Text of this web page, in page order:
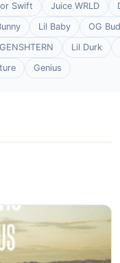
Swift Juice WRLD
Lil Baby
OG
Lil Durk
Genius